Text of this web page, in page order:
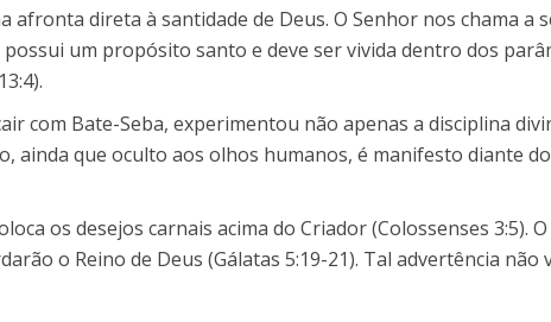
afronta direta à santidade de Deus. O Senhor nos chama a
possui um propósito santo e deve ser vivida dentro dos
com Bate-Seba, experimentou não apenas a disciplina
ainda que oculto aos olhos humanos, é manifesto diante
os desejos carnais acima do Criador (Colossenses 3:5).
o Reino de Deus (Gálatas 5:19-21). Tal advertência não